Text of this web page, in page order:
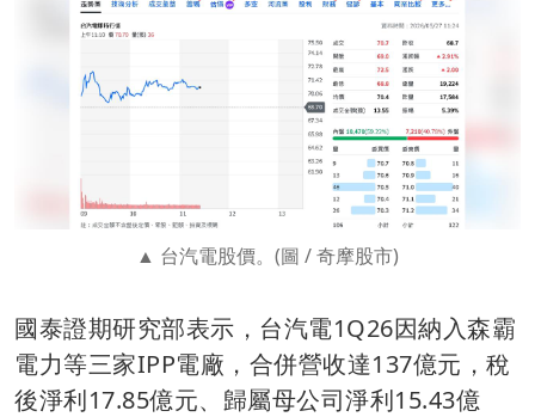
台汽電股價。(圖 / 奇摩股市)
國泰證期研究部表示，台汽電1Q26因納入森霸
電力等三家IPP電廠，合併營收達137億元，稅
後淨利17.85億元、歸屬母公司淨利15.43億